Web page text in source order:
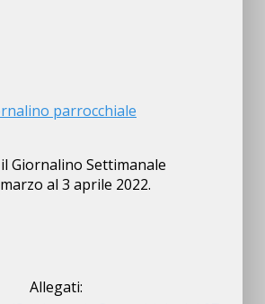
parrocchiale
Giornalino Settimanale
al 3 aprile 2022.
Allegati: